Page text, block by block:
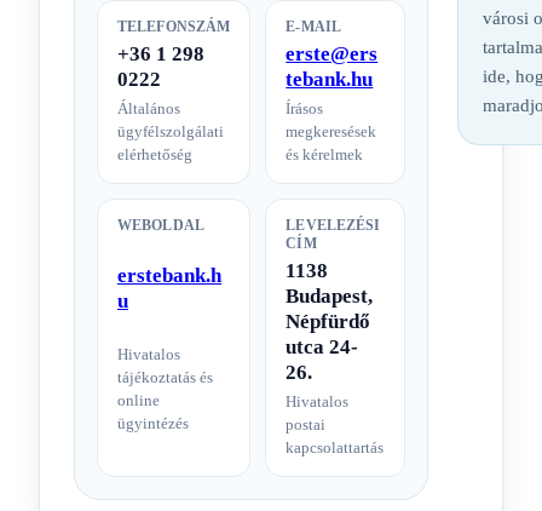
TELEFONSZÁM
+36 1 298
0222
Általános
ügyfélszolgálati
elérhetőség
E-MAIL
erste@ers
tebank.hu
Írásos
megkeresések
és kérelmek
WEBOLDAL
erstebank.h
u
Hivatalos
tájékoztatás és
online
ügyintézés
LEVELEZÉSI
CÍM
1138
Budapest,
Népfürdő
utca 24-
26.
Hivatalos
postai
kapcsolattartás
városi
ide,